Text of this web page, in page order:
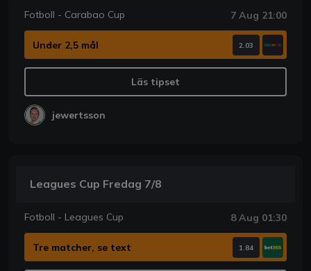
Fotboll - Carabao Cup 7 Aug 21:00
Under 2,5 mål 2.03
Läs tipset
jewertsson
Leagues Cup Fredag 7/8
Fotboll - Leagues Cup 8 Aug 01:30
Tre matcher, se text 1.84